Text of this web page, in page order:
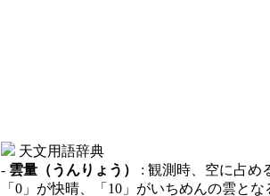
天文用語辞典
- 雲量（うんりょう）
: 観測時、空に占め
「0」が快晴、「10」がいちめんの雲とな